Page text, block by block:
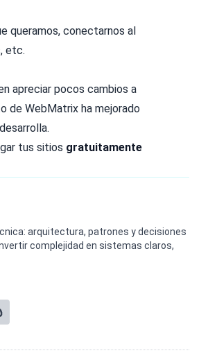
queramos, conectarnos al
etc.
apreciar pocos cambios a
de WebMatrix ha mejorado
tus sitios gratuitamente
arquitectura, patrones y decisiones
complejidad en sistemas claros,